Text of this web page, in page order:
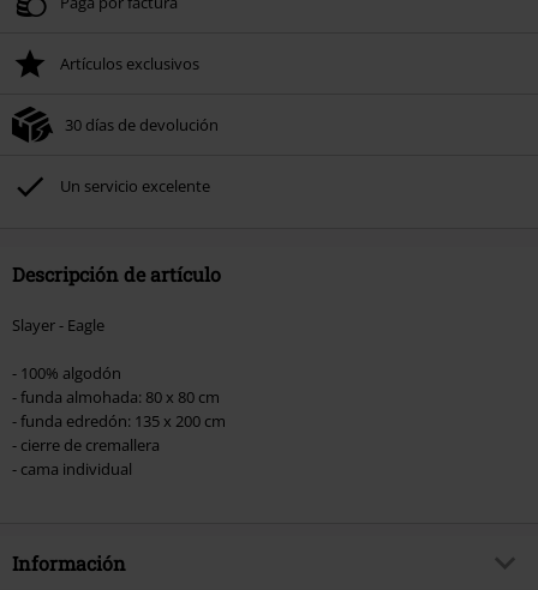
Artículos exclusivos
30 días de devolución
Un servicio excelente
Descripción de artículo
Slayer - Eagle
- 100% algodón
- funda almohada: 80 x 80 cm
- funda edredón: 135 x 200 cm
- cierre de cremallera
- cama individual
Información